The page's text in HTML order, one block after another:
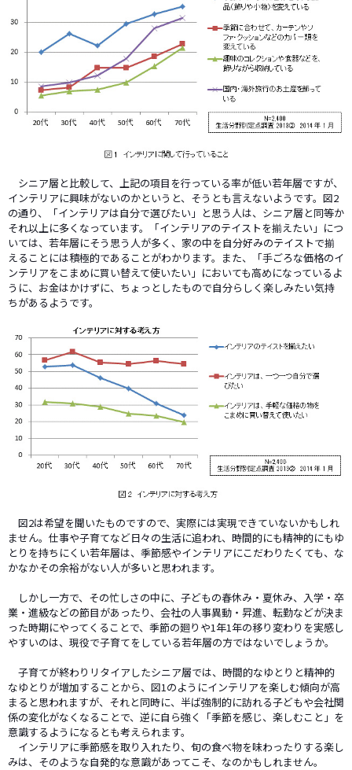
シニア層と比較して、上記の項目を行っている率が低い若年層ですが、
インテリアに興味がないのかというと、そうとも言えないようです。図2
の通り、「インテリアは自分で選びたい」と思う人は、シニア層と同等か
それ以上に多くなっています。「インテリアのテイストを揃えたい」につ
いては、若年層にそう思う人が多く、家の中を自分好みのテイストで揃
えることには積極的であることがわかります。また、「手ごろな価格のイ
ンテリアをこまめに買い替えて使いたい」においても高めになっているよ
うに、お金はかけずに、ちょっとしたもので自分らしく楽しみたい気持
ちがあるようです。
図2は希望を聞いたものですので、実際には実現できていないかもしれ
ません。仕事や子育てなど日々の生活に追われ、時間的にも精神的にもゆ
とりを持ちにくい若年層は、季節感やインテリアにこだわりたくても、な
かなかその余裕がない人が多いと思われます。
しかし一方で、その忙しさの中に、子どもの春休み・夏休み、入学・卒
業・進級などの節目があったり、会社の人事異動・昇進、転勤などが決ま
った時期にやってくることで、季節の廻りや1年1年の移り変わりを実感し
やすいのは、現役で子育てをしている若年層の方ではないでしょうか。
子育てが終わりリタイアしたシニア層では、時間的なゆとりと精神的
なゆとりが増加することから、図1のようにインテリアを楽しむ傾向が高
まると思われますが、それと同時に、半ば強制的に訪れる子どもや会社関
係の変化がなくなることで、逆に自ら強く「季節を感じ、楽しむこと」を
意識するようになるとも考えられます。
インテリアに季節感を取り入れたり、旬の食べ物を味わったりする楽し
みは、そのような自発的な意識があってこそ、なのかもしれません。